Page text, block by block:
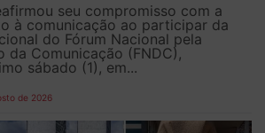
seu compromisso com a
à comunicação ao participar da
do Fórum Nacional pela
da Comunicação (FNDC),
sábado (1), em...
de 2026